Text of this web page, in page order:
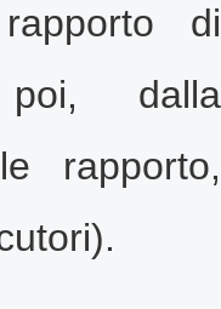
di
dalla
rapporto,